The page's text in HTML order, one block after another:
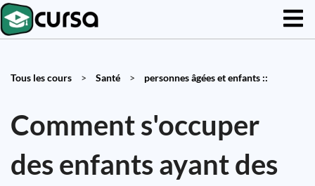
Tous les cours > Santé > personnes âgées et enfants ::
Comment s'occuper
des enfants ayant des